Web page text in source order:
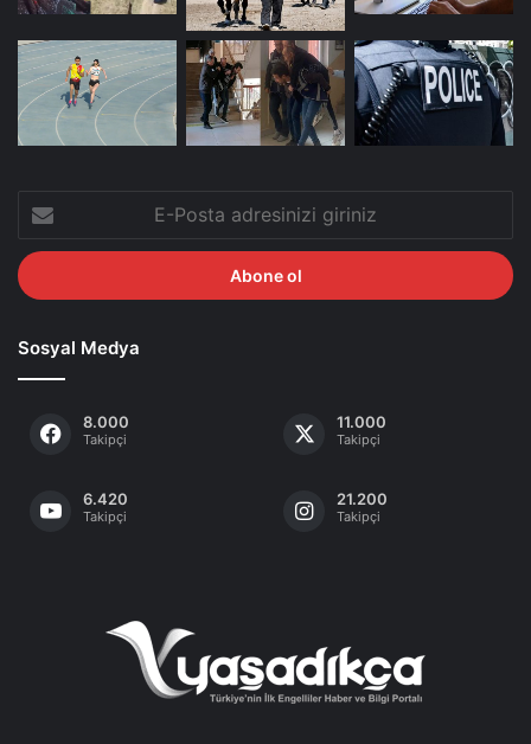
Posta
adresinizi
giriniz
Sosyal Medya
8.000
Takipçi
11.000
Takipçi
6.420
Takipçi
21.200
Takipçi